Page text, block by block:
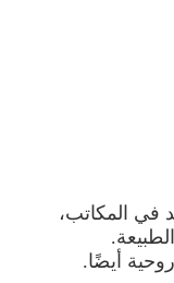
في المكاتب،
أيضًا.